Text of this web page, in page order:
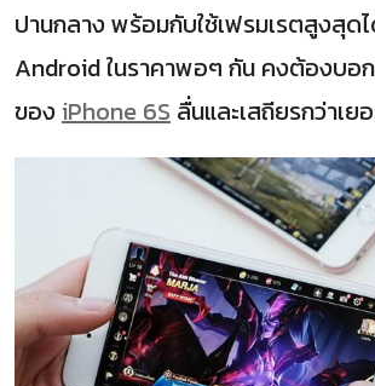
ปานกลาง พร้อมกับใช้เฟรมเรตสูงสุด
Android ในราคาพอๆ กัน คงต้องบอก
ของiPhone 6S ลื่นและเสถียรกว่าเย